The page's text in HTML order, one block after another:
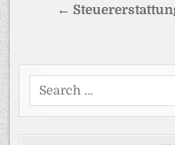
←
Search
for: